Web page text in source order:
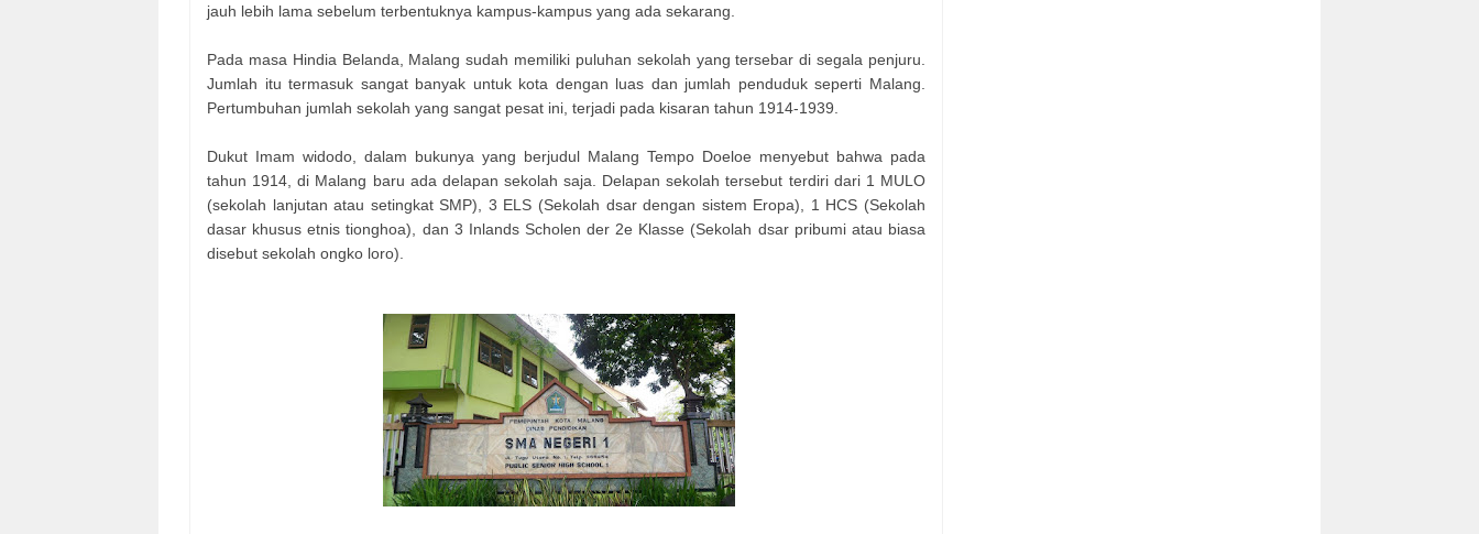
jauh lebih lama sebelum terbentuknya kampus-kampus yang ada sekarang.
Pada masa Hindia Belanda, Malang sudah memiliki puluhan sekolah yang tersebar di segala penjuru.
Jumlah itu termasuk sangat banyak untuk kota dengan luas dan jumlah penduduk seperti Malang.
Pertumbuhan jumlah sekolah yang sangat pesat ini, terjadi pada kisaran tahun 1914-1939.
Dukut Imam widodo, dalam bukunya yang berjudul Malang Tempo Doeloe menyebut bahwa pada
tahun 1914, di Malang baru ada delapan sekolah saja. Delapan sekolah tersebut terdiri dari 1 MULO
(sekolah lanjutan atau setingkat SMP), 3 ELS (Sekolah dsar dengan sistem Eropa), 1 HCS (Sekolah
dasar khusus etnis tionghoa), dan 3 Inlands Scholen der 2e Klasse (Sekolah dsar pribumi atau biasa
disebut sekolah ongko loro).